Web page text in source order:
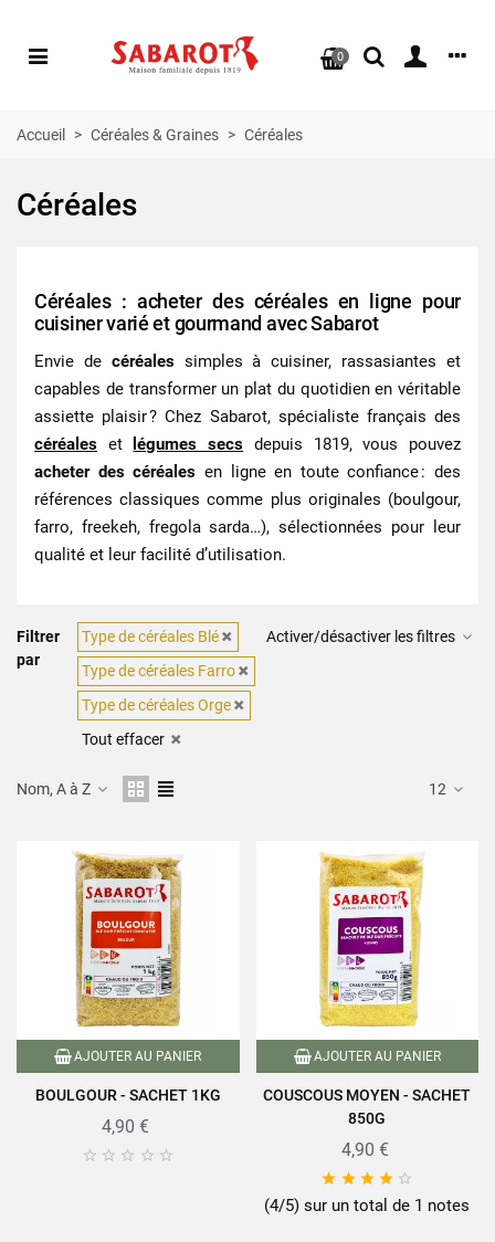
0
Accueil > Céréales & Graines > Céréales
Céréales
Céréales : acheter des céréales en ligne pour
cuisiner varié et gourmand avec Sabarot
Envie de céréalessimples à cuisiner, rassasiantes et
capables de transformer un plat du quotidien en véritable
assiette plaisir ? Chez Sabarot, spécialiste français des
céréales et légumes secs depuis 1819, vous pouvez
acheter des céréales en ligne en toute confiance : des
références classiques comme plus originales (boulgour,
farro, freekeh, fregola sarda…), sélectionnées pour leur
qualité et leur facilité d’utilisation.
Filtrer
par
Type de céréales Blé
Type de céréales Farro
Type de céréales Orge
Tout effacer
Activer/désactiver les filtres
Nom, A à Z 12
AJOUTER AU PANIER
BOULGOUR - SACHET 1KG
4,90 €
    
AJOUTER AU PANIER
COUSCOUS MOYEN - SACHET
850G
4,90 €
    
(4/5) sur un total de 1 notes